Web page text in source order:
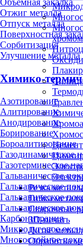
Отжиг металла
Отпуск металла
Поверхностная
Сорбитизация
Улучшение металла
Химико-
Азотирование
Алитирование
Анодирование
Борирование
Бороалитирование
Газодинамическое
Газотермическое
Гальваническое
Гальваническое
Гальваническое
Гальваническое
Карбонитрация
Микродуговое
Многослойное
хромом
Резка
Гибка
Сварочные
3D-печать
Литьё
Обработка